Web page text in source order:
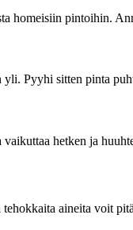
homeisiin pintoihin.
yli. Pyyhi sitten pinta
hetken ja
aineita voit